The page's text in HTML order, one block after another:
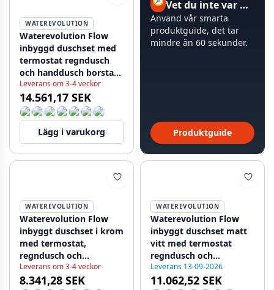
WATEREVOLUTION
Waterevolution Flow
inbyggd duschset med
termostat regndusch
och handdusch borstad
ljusguld PVD
Leverans om 3-4 veckor
14.561,17 SEK
Lägg i varukorg
Vet du inte var du ska börja?
Använd vår smarta
produktguide, det tar
mindre än 60 sekunder.
Produktguide
WATEREVOLUTION
Waterevolution Flow
inbyggt duschset i krom
med termostat,
regndusch och
handdusch 1208957343
Leverans om 3-4 veckor
8.341,28 SEK
WATEREVOLUTION
Waterevolution Flow
inbyggt duschset matt
vitt med termostat
regndusch och
handdusch 1208957344
Leverans 13-09-2026
11.062,52 SEK